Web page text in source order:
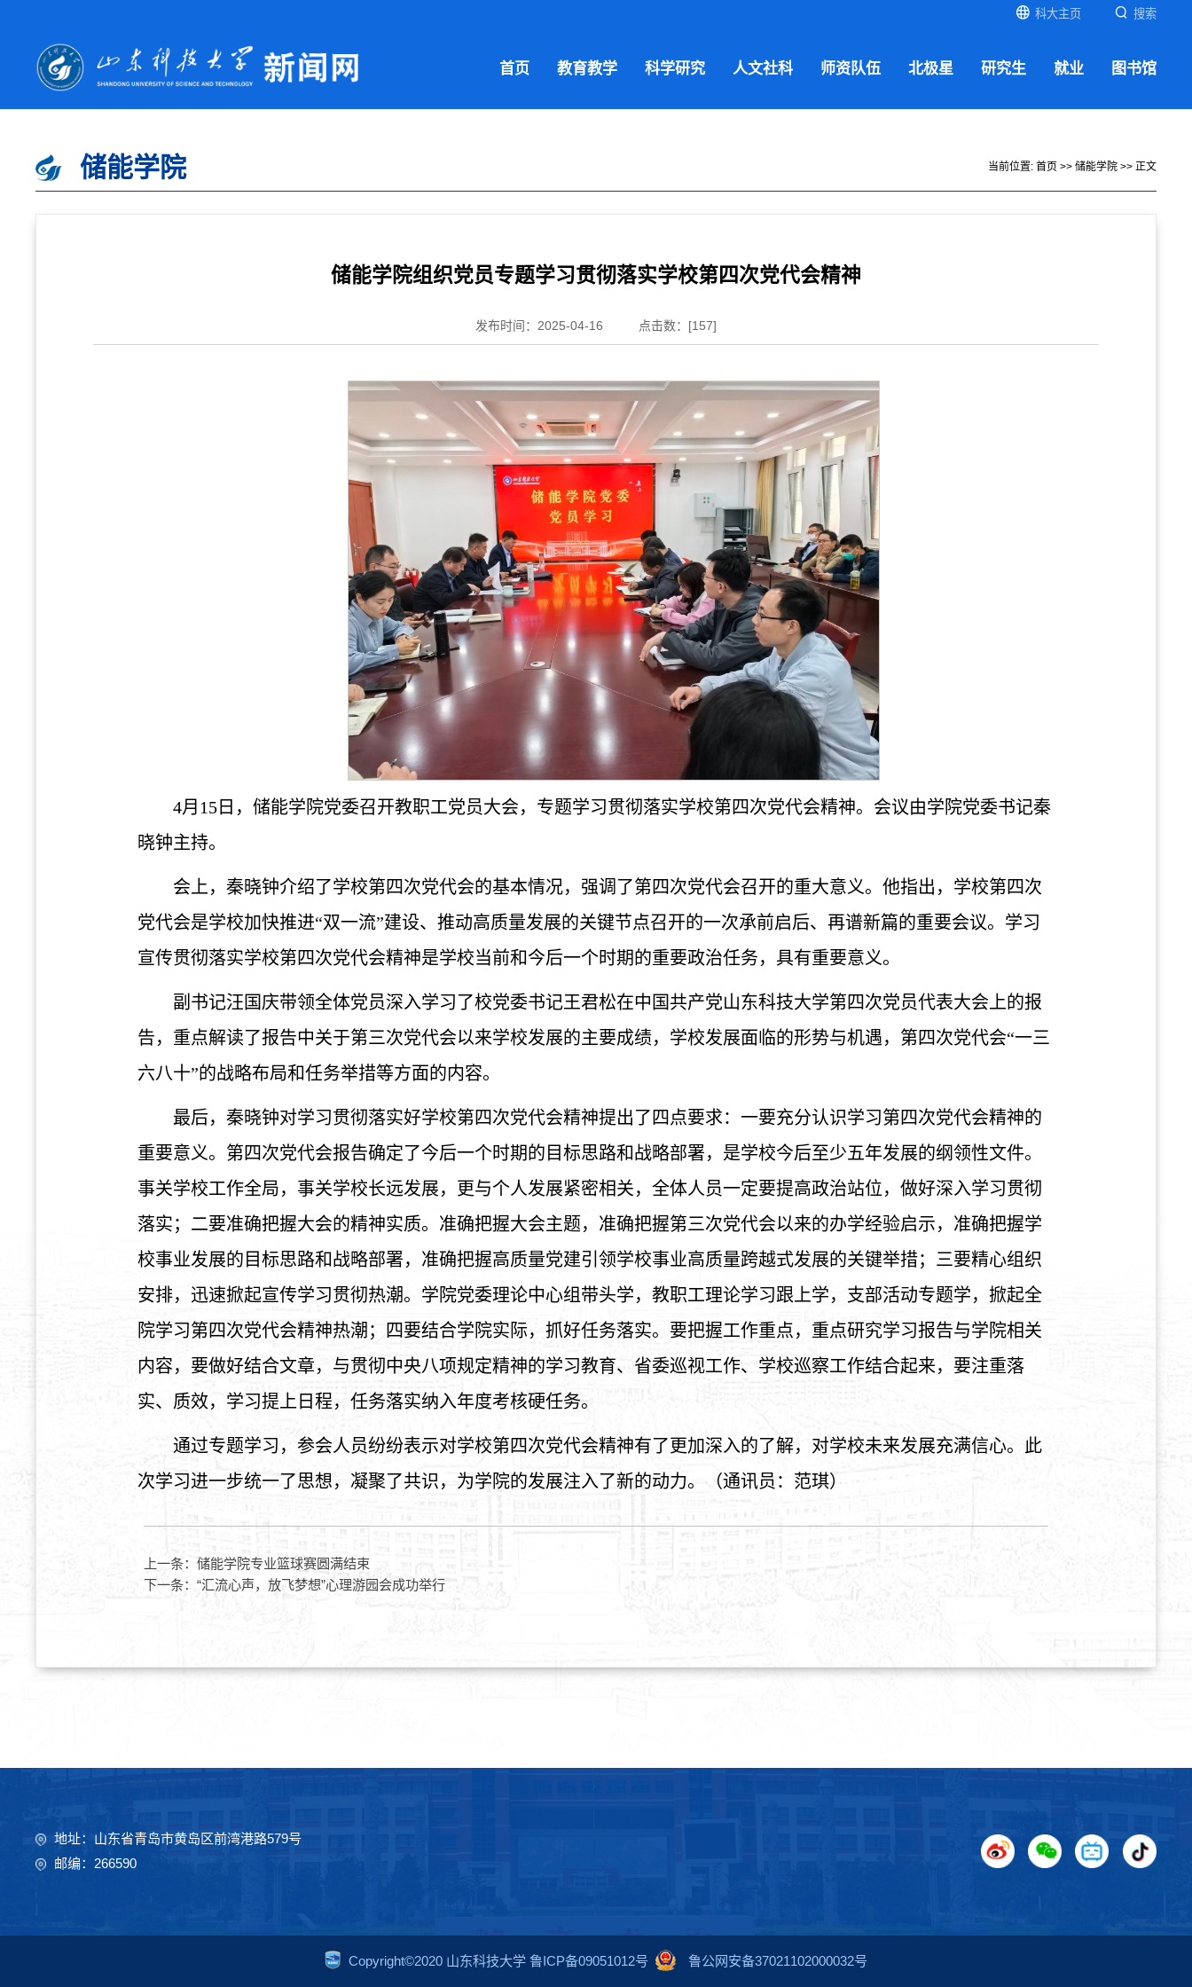
科大主页 搜索
首页 教育教学 科学研究 人文社科 师资队伍 北极星 研究生 就业 图书馆
储能学院 当前位置: 首页 >> 储能学院>> 正文
储能学院组织党员专题学习贯彻落实学校第四次党代会精神
发布时间：2025-04-16 点击数：[157]
4月15日，储能学院党委召开教职工党员大会，专题学习贯彻落实学校第四次党代会精神。会议由学院党委书记秦
晓钟主持。
会上，秦晓钟介绍了学校第四次党代会的基本情况，强调了第四次党代会召开的重大意义。他指出，学校第四次
党代会是学校加快推进“双一流”建设、推动高质量发展的关键节点召开的一次承前启后、再谱新篇的重要会议。学习
宣传贯彻落实学校第四次党代会精神是学校当前和今后一个时期的重要政治任务，具有重要意义。
副书记汪国庆带领全体党员深入学习了校党委书记王君松在中国共产党山东科技大学第四次党员代表大会上的报
告，重点解读了报告中关于第三次党代会以来学校发展的主要成绩，学校发展面临的形势与机遇，第四次党代会“一三
六八十”的战略布局和任务举措等方面的内容。
最后，秦晓钟对学习贯彻落实好学校第四次党代会精神提出了四点要求：一要充分认识学习第四次党代会精神的
重要意义。第四次党代会报告确定了今后一个时期的目标思路和战略部署，是学校今后至少五年发展的纲领性文件。
事关学校工作全局，事关学校长远发展，更与个人发展紧密相关，全体人员一定要提高政治站位，做好深入学习贯彻
落实；二要准确把握大会的精神实质。准确把握大会主题，准确把握第三次党代会以来的办学经验启示，准确把握学
校事业发展的目标思路和战略部署，准确把握高质量党建引领学校事业高质量跨越式发展的关键举措；三要精心组织
安排，迅速掀起宣传学习贯彻热潮。学院党委理论中心组带头学，教职工理论学习跟上学，支部活动专题学，掀起全
院学习第四次党代会精神热潮；四要结合学院实际，抓好任务落实。要把握工作重点，重点研究学习报告与学院相关
内容，要做好结合文章，与贯彻中央八项规定精神的学习教育、省委巡视工作、学校巡察工作结合起来，要注重落
实、质效，学习提上日程，任务落实纳入年度考核硬任务。
通过专题学习，参会人员纷纷表示对学校第四次党代会精神有了更加深入的了解，对学校未来发展充满信心。此
次学习进一步统一了思想，凝聚了共识，为学院的发展注入了新的动力。（通讯员：范琪）
上一条： 储能学院专业篮球赛圆满结束
下一条： “汇流心声，放飞梦想”心理游园会成功举行
地址：山东省青岛市黄岛区前湾港路579号
邮编：266590
Copyright©2020 山东科技大学 鲁ICP备09051012号 鲁公网安备37021102000032号